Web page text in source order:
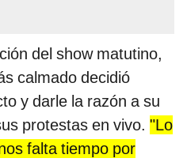
del show matutino,
calmado decidió
y darle la razón a su
protestas en vivo. "Lo
falta tiempo por